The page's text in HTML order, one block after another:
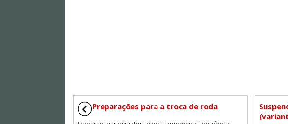
Preparações para a troca de roda